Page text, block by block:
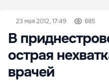
23 мая 2012, 17:49 685
В
острая
врачей